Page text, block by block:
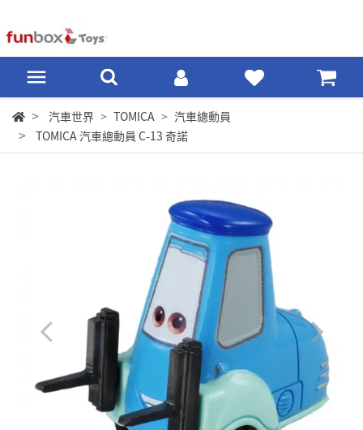
汽車世界 TOMICA
汽車總動員
TOMICA 汽車總動員 C-13 奇諾